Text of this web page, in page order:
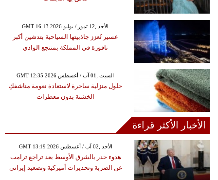
GMT 16:13 2026 الأحد ,12 تموز / يوليو
عسير تُعزز جاذبيتها السياحية بتدشين أكبر
نافورة في المملكة بمنتجع الوادي
GMT 12:35 2026 السبت ,01 آب / أغسطس
حلول منزلية ساحرة لاستعادة نعومة مناشفكِ
الخشنة بدون معطرات
الأخبار الأكثر قراءة
GMT 13:19 2026 الأحد ,02 آب / أغسطس
هدوء حذر بالشرق الأوسط بعد تراجع ترامب
عن الضربة وتحذيرات أميركية وتصعيد إيراني